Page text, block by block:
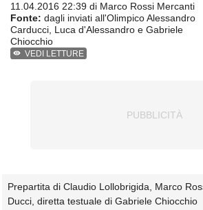
11.04.2016 22:39 di Marco Rossi Mercanti
Fonte: dagli inviati all'Olimpico Alessandro
Carducci, Luca d'Alessandro e Gabriele
Chiocchio
VEDI LETTURE
Prepartita di Claudio Lollobrigida, Marco
Ducci, diretta testuale di Gabriele Chiocchio